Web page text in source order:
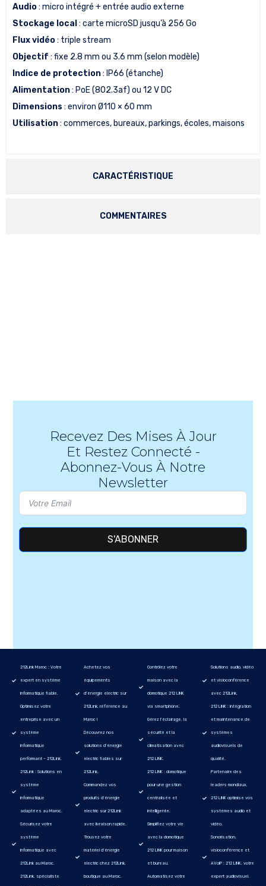
CARACTÉRISTIQUE
COMMENTAIRES
Audio: micro intégré + entrée audio externe
Stockage local: carte microSD jusqu’à 256 Go
Flux vidéo: triple stream
Objectif : fixe 2.8 mm ou 3.6 mm (selon modèle)
Indice de protection: IP66 (étanche)
Alimentation: PoE (802.3af) ou 12 V DC
Dimensions : environ Ø110 × 60 mm
Utilisation: commerces, bureaux, parkings, écoles, maisons
Recevez Des Mises À Jour
Et Restez Connecté -
Abonnez-Vous À Notre
Newsletter
S'ABONNER
212Link Maroc : Votre
expert en système
informatique fiable.
Optimisez votre
entreprise avec un
système
informatique
performant – 212Link.
212Link : Solutions en
système
informatique
adaptées au Maroc.
Sécurisez votre
système
informatique avec
212Link au Maroc.
212Link, spécialiste
Achetez vos
équipements
d’énergie electric sur
212Link, référence au
Maroc !
Découvrez nos
solutions d’énergie
electric fiables sur
212Link.
Commandez vos
produits d’énergie
electric sur 212Link
avec livraison rapide.
Trouvez votre
matériel d’énergie
electric chez 212Link,
boutique au Maroc.
Contrôlez votre
maison avec la
domotique 212 LINK
via smartphone.
Gérez l’éclairage, la
sécurité et la
climatisation avec
212 LINK.
212 LINK : domotique
pour une gestion
centralisée et
intelligente.
Simplifiez votre vie
avec la domotique
212 LINK pour maison
et bureau.
Automatisez votre
Solutions audio, vidéo
et visioconférence
avec 212Link.
212 LINK : intégration
et maintenance de
systèmes
audiovisuels de
qualité.
Partenaire des
leaders mondiaux,
212 LINK optimise vos
systèmes audio et
vidéo.
Sonorisation,
visioconférence et
AVoIP : 212 LINK, votre
expert audiovisuel.